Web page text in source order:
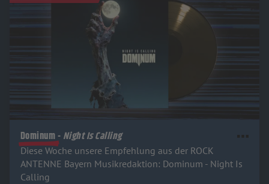
Dominum - Night Is Calling
Diese Woche unsere Empfehlung aus der ROCK
ANTENNE Bayern Musikredaktion: Dominum - Night Is
Calling